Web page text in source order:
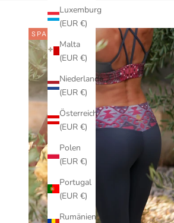
Luxemburg
(EUR €)
Malta
(EUR €)
Niederlande
(EUR €)
Österreich
(EUR €)
Polen
(EUR €)
Portugal
(EUR €)
Rumänien
SPARE €60,00